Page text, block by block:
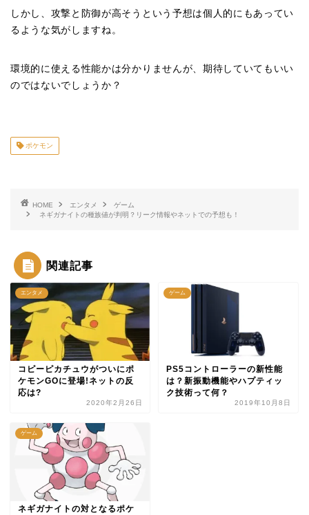
しかし、攻撃と防御が高そうという予想は個人的にもあってい
るような気がしますね。
環境的に使える性能かは分かりませんが、期待していてもいい
のではないでしょうか？
ポケモン
HOME エンタメ
ゲーム
ネギガナイトの種族値が判明？リーク情報やネットでの予想も！
関連記事
エンタメ
コピーピカチュウがついにポ
ケモンGOに登場!ネットの反
応は?
2020年2月26日
ゲーム
PS5コントローラーの新性能
は？新振動機能やハプティッ
ク技術って何？
2019年10月8日
ゲーム
ネギガナイトの対となるポケ